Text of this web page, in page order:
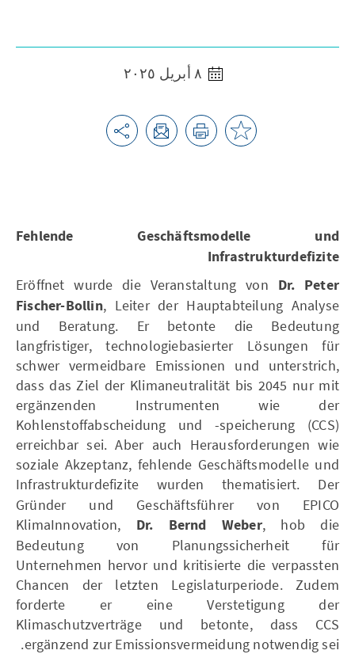
Fehlende Geschäftsmodelle und
Infrastrukturdefizite
Eröffnet wurde die Veranstaltung von Dr. Peter
Fischer-Bollin, Leiter der Hauptabteilung Analyse
und Beratung. Er betonte die Bedeutung
langfristiger, technologiebasierter Lösungen für
schwer vermeidbare Emissionen und unterstrich,
dass das Ziel der Klimaneutralität bis 2045 nur mit
ergänzenden Instrumenten wie der
Kohlenstoffabscheidung und -speicherung (CCS)
erreichbar sei. Aber auch Herausforderungen wie
soziale Akzeptanz, fehlende Geschäftsmodelle und
Infrastrukturdefizite wurden thematisiert. Der
Gründer und Geschäftsführer von EPICO
KlimaInnovation, Dr. Bernd Weber, hob die
Bedeutung von Planungssicherheit für
Unternehmen hervor und kritisierte die verpassten
Chancen der letzten Legislaturperiode. Zudem
forderte er eine Verstetigung der
Klimaschutzverträge und betonte, dass CCS
ergänzend zur Emissionsvermeidung notwendig sei.